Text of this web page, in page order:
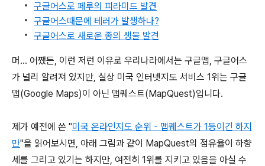
구글어스로 페루의 피라미드 발견
구글어스때문에 테러가 발생하나?
구글어스로 새로운 종의 생물 발견
머... 어쨌든, 이런 저런 이유로 우리나라에서는 구글맵, 구글어스
가 널리 알려져 있지만, 실상 미국 인터넷지도 서비스 1위는 구글
맵(Google Maps)이 아닌 맵퀘스트(MapQuest)입니다.
제가 예전에 쓴 "미국 온라인지도 순위 - 맵퀘스트가 1등이긴 하지
만"을 읽어보시면, 아래 그림과 같이 MapQuest의 점유율이 하향
세를 그리고 있기는 하지만, 여전히 1위를 지키고 있음을 아실 수